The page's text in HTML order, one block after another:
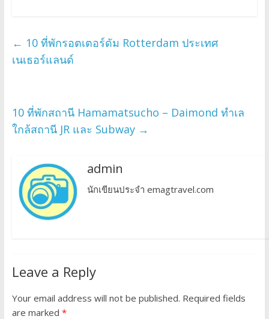
← 10 ที่พักรอตเตอร์ดัม Rotterdam ประเทศ
เนเธอร์แลนด์
10 ที่พักสถานี Hamamatsucho – Daimond ทำเล
ใกล้สถานี JR และ Subway →
admin
นักเขียนประจำ emagtravel.com
Leave a Reply
Your email address will not be published. Required fields
are marked *